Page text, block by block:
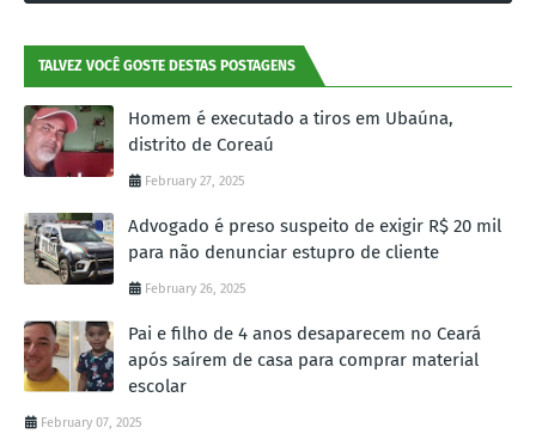
TALVEZ VOCÊ GOSTE DESTAS POSTAGENS
Homem é executado a tiros em Ubaúna,
distrito de Coreaú
February 27, 2025
Advogado é preso suspeito de exigir R$ 20 mil
para não denunciar estupro de cliente
February 26, 2025
Pai e filho de 4 anos desaparecem no Ceará
após saírem de casa para comprar material
escolar
February 07, 2025